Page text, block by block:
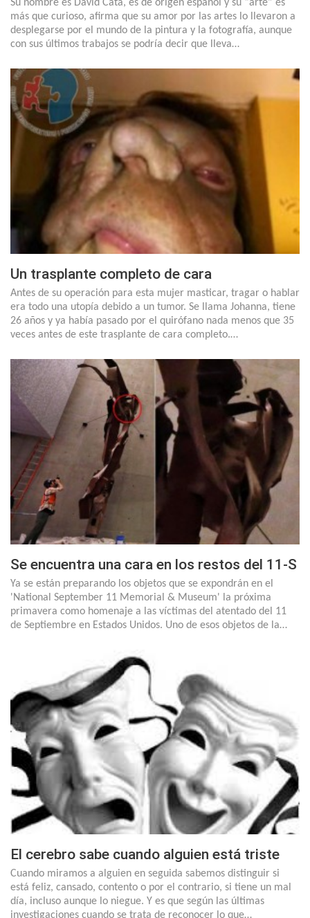
Su nombre es David Catá, es de origen español y su “arte” es
más que curioso, afirma que su amor por las artes lo llevaron a
desplegarse por el mundo de la pintura y la fotografía, aunque
con sus últimos trabajos se podría decir que lleva…
Un trasplante completo de cara
Antes de su operación para esta mujer masticar, tragar o hablar
era todo una utopía debido a un tumor. Se llama Johanna, tiene
26 años y ya había pasado por el quirófano nada menos que 35
veces antes de este trasplante de cara completo.…
Se encuentra una cara en los restos del 11-S
Ya se están preparando los objetos que se expondrán en el
'National September 11 Memorial & Museum' la próxima
primavera como homenaje a las víctimas del atentado del 11
de Septiembre en Estados Unidos. Uno de esos objetos de la…
El cerebro sabe cuando alguien está triste
Cuando miramos a alguien en seguida sabemos distinguir si
está feliz, cansado, contento o por el contrario, si tiene un mal
día, incluso aunque lo niegue. Y es que según las últimas
investigaciones cuando se trata de reconocer lo que…